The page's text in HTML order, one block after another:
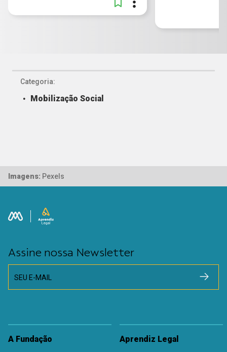
Categoria:
Mobilização Social
Imagens: Pexels
Assine nossa Newsletter
SEU E-MAIL
A Fundação Aprendiz Legal